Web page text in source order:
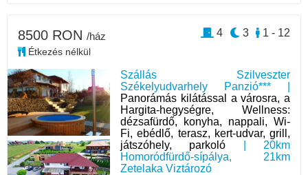
Szállás Szilveszter
Székelyudvarhely Panzió*** |
Panorámás kilátással a városra, a
Hargita-hegységre, Wellness:
dézsafürdő, konyha, nappali, Wi-
Fi, ebédlő, terasz, kert-udvar, grill,
játszóhely, parkoló | 20km
Homoródfürdő-sípálya, 21km
Zetelaka Viztározó
8500 RON /ház
Étkezés nélkül
1 - 12
3
4